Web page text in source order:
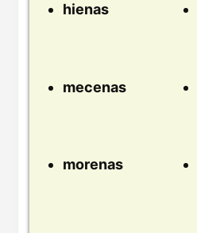
hienas
mecenas
morenas